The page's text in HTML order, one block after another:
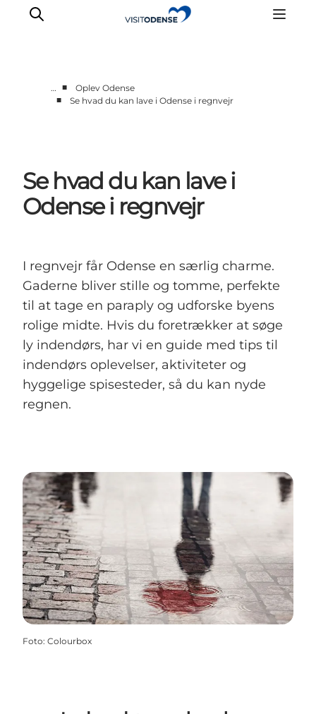
Inspiration
… ■
Oplev Odense
■
Se hvad du kan lave i Odense i regnvejr
Se hvad du kan lave i
Odense i regnvejr
I regnvejr får Odense en særlig charme.
Gaderne bliver stille og tomme, perfekte
til at tage en paraply og udforske byens
rolige midte. Hvis du foretrækker at søge
ly indendørs, har vi en guide med tips til
indendørs oplevelser, aktiviteter og
hyggelige spisesteder, så du kan nyde
regnen.
Foto: Colourbox